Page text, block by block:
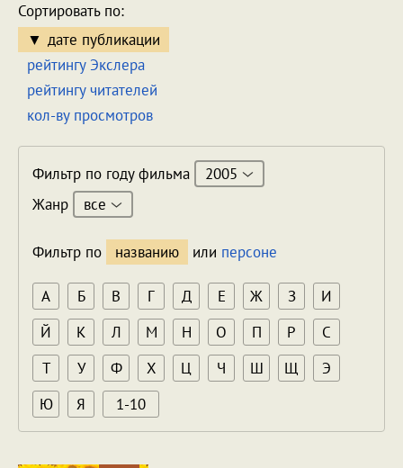
Сортировать по:
дате публикации
рейтингу Экслера
рейтингу читателей
кол-ву просмотров
Фильтр по году фильма
2005
Жанр
все
Фильтр по названию или персоне
А Б В Г Д Е Ж З
И
Й
К Л М Н О П Р
С
Т
У Ф Х Ц Ч Ш Щ
Э
Ю
Я 1-10